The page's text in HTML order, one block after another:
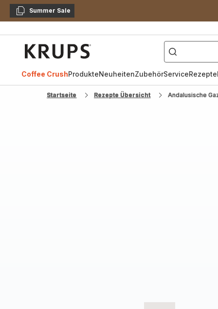
KopierenSummer Sale
Coffee CrushProdukteNeuheitenZubehörServiceRezepte
Startseite Rezepte Übersicht Andalusische